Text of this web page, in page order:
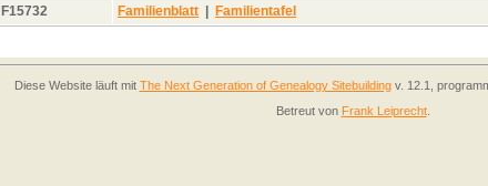
F15732 Familienblatt | Familientafel
Diese Website läuft mit The Next Generation of Genealogy Sitebuildingv. 12.1,
Betreut von Frank Leiprecht.